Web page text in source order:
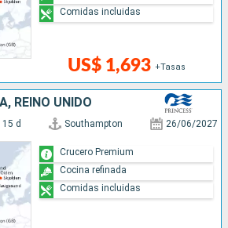
US$ 1,693 +Tasas
Comidas incluidas
REINO UNIDO
15 d Southampton 26/06/2027
Crucero Premium
Cocina refinada
Comidas incluidas